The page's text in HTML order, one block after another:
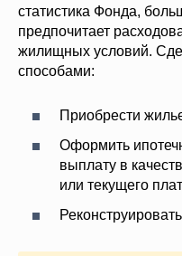
статистика Фонда,
предпочитает
жилищных условий.
способами:
Приобрести
Оформить
выплату в
или текущего